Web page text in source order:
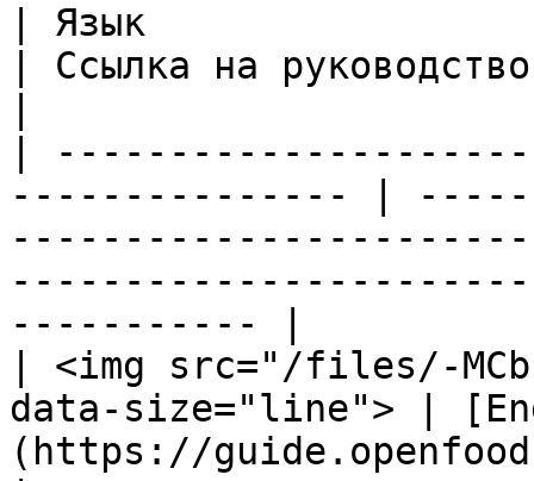
| Язык
| Ссылка на
|
--------------- |
----------- |
| <img src="/files/-
data-size="line"> |
(https://